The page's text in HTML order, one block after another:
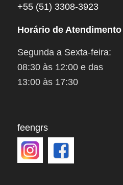
+55 (51) 3308-3923
Horário de Atendimento
Segunda a Sexta-feira:
08:30 às 12:00 e das
13:00 às 17:30
feengrs